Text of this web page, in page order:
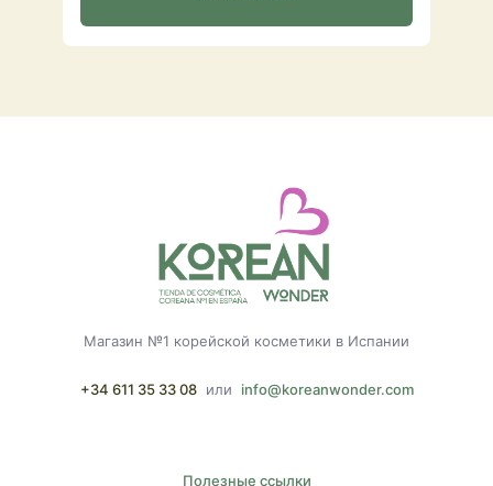
Магазин №1 корейской косметики в Испании
+34 611 35 33 08 или info@koreanwonder.com
Полезные ссылки